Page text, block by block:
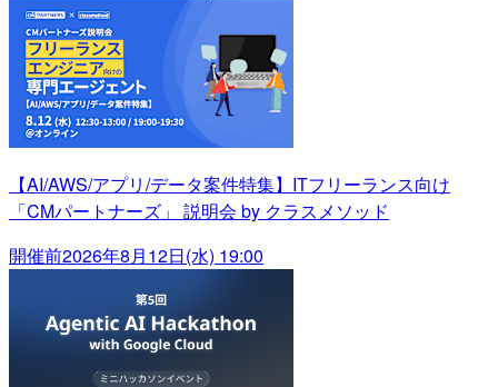
【AI/AWS/アプリ/データ案件特集】ITフリーランス向け
「CMパートナーズ」 説明会 by クラスメソッド
開催前2026年8月12日(水) 19:00